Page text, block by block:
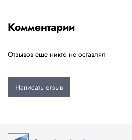
Комментарии
Отзывов еще никто не оставлял
Написать отзыв